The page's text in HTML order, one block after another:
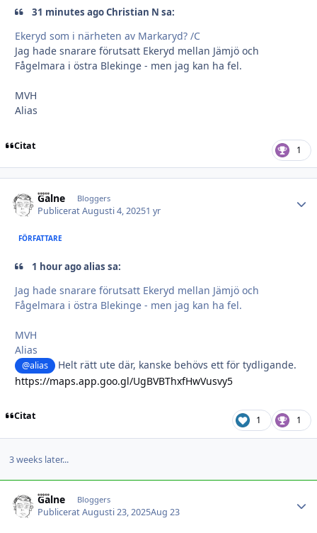
31 minutes ago Christian N sa:
Ekeryd som i närheten av Markaryd? /C
Jag hade snarare förutsatt Ekeryd mellan Jämjö och
Fågelmara i östra Blekinge - men jag kan ha fel.
MVH
Alias
Citat 1
Galne Bloggers
PubliceratAugusti 4, 20251 yr
FÖRFATTARE
1 hour ago alias sa:
Jag hade snarare förutsatt Ekeryd mellan Jämjö och
Fågelmara i östra Blekinge - men jag kan ha fel.
MVH
Alias
@alias
Helt rätt ute där, kanske behövs ett för tydligande.
https://maps.app.goo.gl/UgBVBThxfHwVusvy5
Citat 1 1
3 weeks later...
Galne Bloggers
PubliceratAugusti 23, 2025Aug 23